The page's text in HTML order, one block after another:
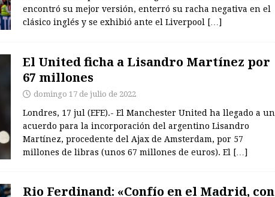
encontró su mejor versión, enterró su racha negativa en el
clásico inglés y se exhibió ante el Liverpool
[…]
El United ficha a Lisandro Martínez por
67 millones
domingo 17 de julio de 2022
Londres, 17 jul (EFE).- El Manchester United ha llegado a un
acuerdo para la incorporación del argentino Lisandro
Martínez, procedente del Ajax de Amsterdam, por 57
millones de libras (unos 67 millones de euros). El
[…]
Rio Ferdinand: «Confío en el Madrid, con